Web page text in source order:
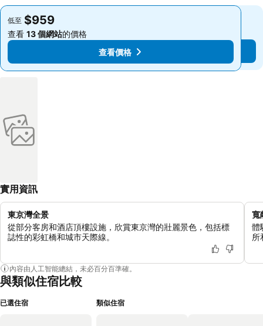
低至 $959
查看 13 個網站的價格
查看價格
低至 $959
查看 13 個網站的價格
查看價格
實用資訊
東京灣全景
從部分客房和酒店頂樓設施，欣賞東京灣的壯麗景色，包括標
誌性的彩虹橋和城市天際線。
寬
體
所
內容由人工智能總結，未必百分百準確。
與類似住宿比較
已選住宿 類似住宿